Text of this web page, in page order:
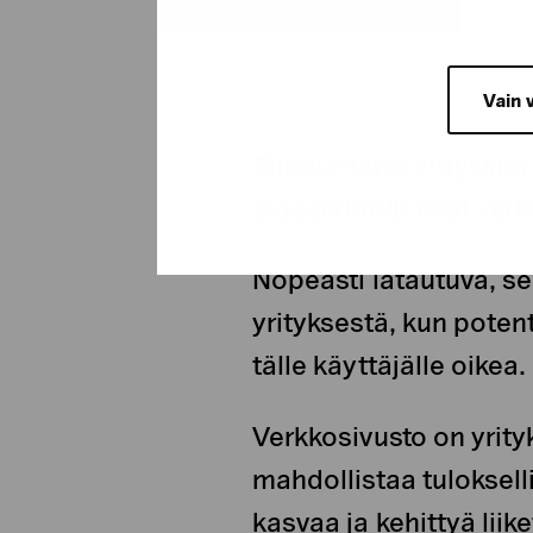
Vain
Riippumatta
Nopeasti latautuva,
yrityksestä, kun
tälle käyttäjälle oikea.
Verkkosivusto on
mahdollistaa
kasvaa ja kehittyä